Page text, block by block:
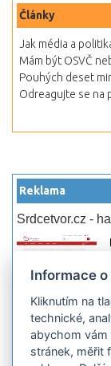
Články
Jak média a
Mám být OSVČ
Pouhých deset
Odreagujte se na
Reklama
Srdcetvor.cz -
hosting
Informace
Kliknutím na
technické,
abychom
stránek, měřit